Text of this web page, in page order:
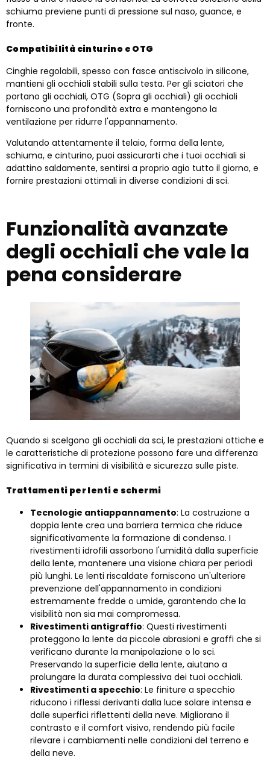
schiuma previene punti di pressione sul naso, guance, e
fronte.
Compatibilità cinturino e OTG
Cinghie regolabili, spesso con fasce antiscivolo in silicone,
mantieni gli occhiali stabili sulla testa. Per gli sciatori che
portano gli occhiali, OTG (Sopra gli occhiali) gli occhiali
forniscono una profondità extra e mantengono la
ventilazione per ridurre l'appannamento.
Valutando attentamente il telaio, forma della lente,
schiuma, e cinturino, puoi assicurarti che i tuoi occhiali si
adattino saldamente, sentirsi a proprio agio tutto il giorno, e
fornire prestazioni ottimali in diverse condizioni di sci.
Funzionalità avanzate
degli occhiali che vale la
pena considerare
Quando si scelgono gli occhiali da sci, le prestazioni ottiche e
le caratteristiche di protezione possono fare una differenza
significativa in termini di visibilità e sicurezza sulle piste.
Trattamenti per lenti e schermi
Tecnologie antiappannamento: La costruzione a
doppia lente crea una barriera termica che riduce
significativamente la formazione di condensa. I
rivestimenti idrofili assorbono l'umidità dalla superficie
della lente, mantenere una visione chiara per periodi
più lunghi. Le lenti riscaldate forniscono un'ulteriore
prevenzione dell'appannamento in condizioni
estremamente fredde o umide, garantendo che la
visibilità non sia mai compromessa.
Rivestimenti antigraffio: Questi rivestimenti
proteggono la lente da piccole abrasioni e graffi che si
verificano durante la manipolazione o lo sci.
Preservando la superficie della lente, aiutano a
prolungare la durata complessiva dei tuoi occhiali.
Rivestimenti a specchio: Le finiture a specchio
riducono i riflessi derivanti dalla luce solare intensa e
dalle superfici riflettenti della neve. Migliorano il
contrasto e il comfort visivo, rendendo più facile
rilevare i cambiamenti nelle condizioni del terreno e
della neve.